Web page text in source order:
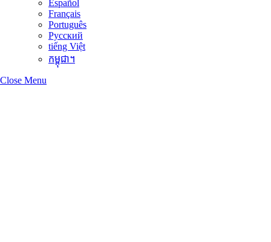
Español
Français
Português
Русский
tiếng Việt
កម្ពុជា។
Close Menu